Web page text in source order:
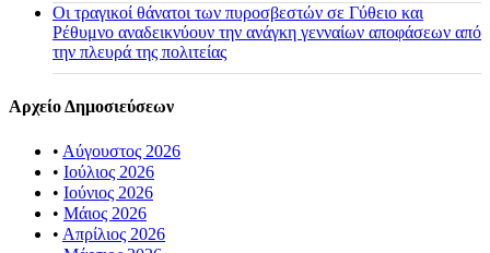
Οι τραγικοί θάνατοι των πυροσβεστών σε Γύθειο και
Ρέθυμνο αναδεικνύουν την ανάγκη γενναίων αποφάσεων από
την πλευρά της πολιτείας
Αρχείο Δημοσιεύσεων
• Αύγουστος 2026
• Ιούλιος 2026
• Ιούνιος 2026
• Μάιος 2026
• Απρίλιος 2026